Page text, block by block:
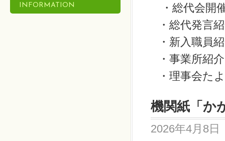
・総代会開
・総代発言
・新入職員
・事業所紹
・理事会た
機関紙「か
2026年4月8日
INFORMATION